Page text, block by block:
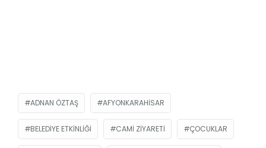
ADNAN ÖZTAŞ AFYONKARAHISAR
BELEDIYE ETKINLIĞI CAMI ZIYARETI ÇOCUKLAR